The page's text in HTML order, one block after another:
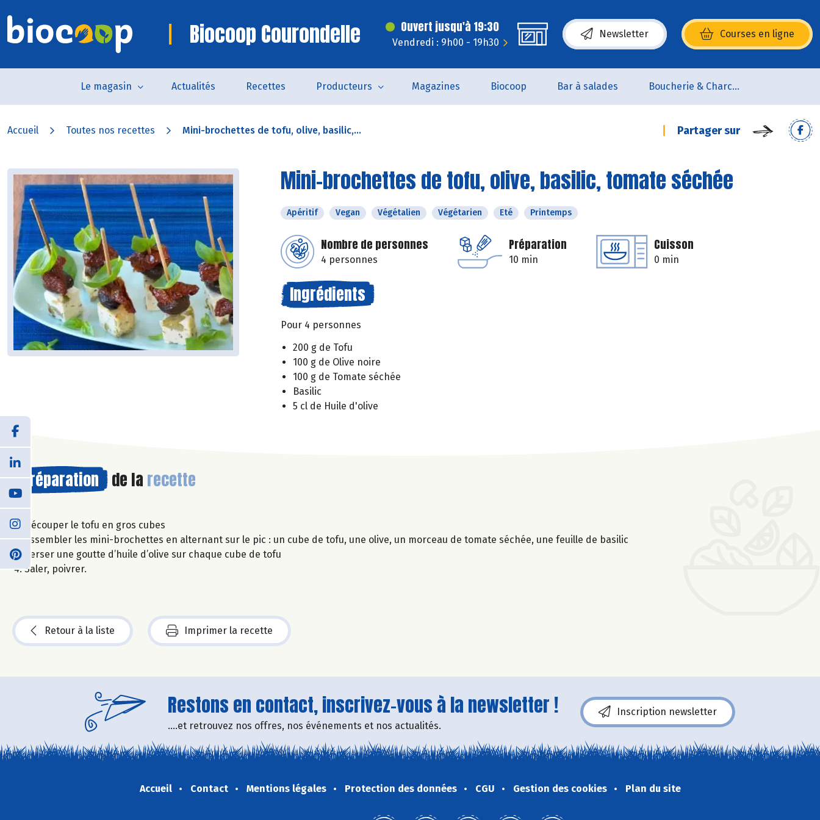
Biocoop Courondelle Ouvert jusqu'à 19:30
Vendredi : 9h00 - 19h30
Newsletter Courses en ligne
(s’ouvre dans une nouvelle fenêtre)
Le magasin Actualités Recettes Producteurs Magazines Biocoop Bar à salades Boucherie & Charcuterie
Accueil Toutes nos recettes Mini-brochettes de tofu, olive, basilic,... Partager sur
Mini-brochettes de tofu, olive, basilic, tomate séchée
Apéritif Vegan Végétalien Végétarien Eté Printemps
Nombre de personnes
4 personnes
Préparation
10 min
Cuisson
0 min
Ingrédients
Pour 4 personnes
200 g de Tofu
100 g de Olive noire
100 g de Tomate séchée
Basilic
5 cl de Huile d'olive
Préparation de la recette
Découper le tofu en gros cubes
Assembler les mini-brochettes en alternant sur le pic : un cube de tofu, une olive, un morceau de tomate séchée, une feuille de basilic
Verser une goutte d’huile d’olive sur chaque cube de tofu
Saler, poivrer.
Retour à la liste Imprimer la recette
Restons en contact, inscrivez-vous à la newsletter !
....et retrouvez nos offres, nos événements et nos actualités.
Inscription newsletter
Accueil Contact Mentions légales Protection des données CGU Gestion des cookies Plan du site